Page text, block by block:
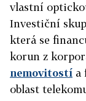
vlastní
Investiční
která se
korun z
nemovitostí a
oblast